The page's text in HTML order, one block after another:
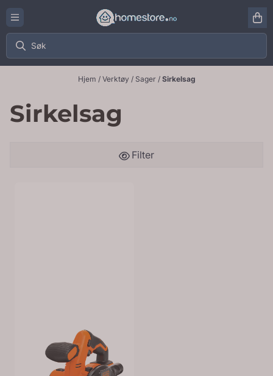
Hopp til innhold
Hjem / Verktøy / Sager / Sirkelsag
Sirkelsag
Filter